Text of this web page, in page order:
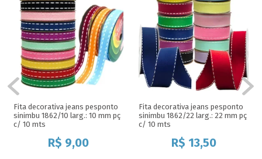
Fita decorativa jeans pesponto
sinimbu 1862/10 larg.: 10 mm pç
c/ 10 mts
R$ 9,00
Fita decorativa jeans pesponto
sinimbu 1862/22 larg.: 22 mm pç
c/ 10 mts
R$ 13,50